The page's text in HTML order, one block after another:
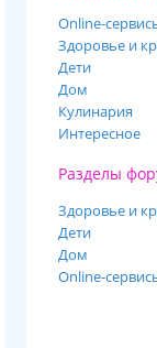
Online-
Здоровье и
Дети
Дом
Кулинария
Интересное
Разделы
Здоровье и
Дети
Дом
Online-